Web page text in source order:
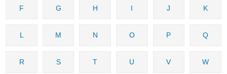
F G H I J K
L M N O P Q
R S T U V W